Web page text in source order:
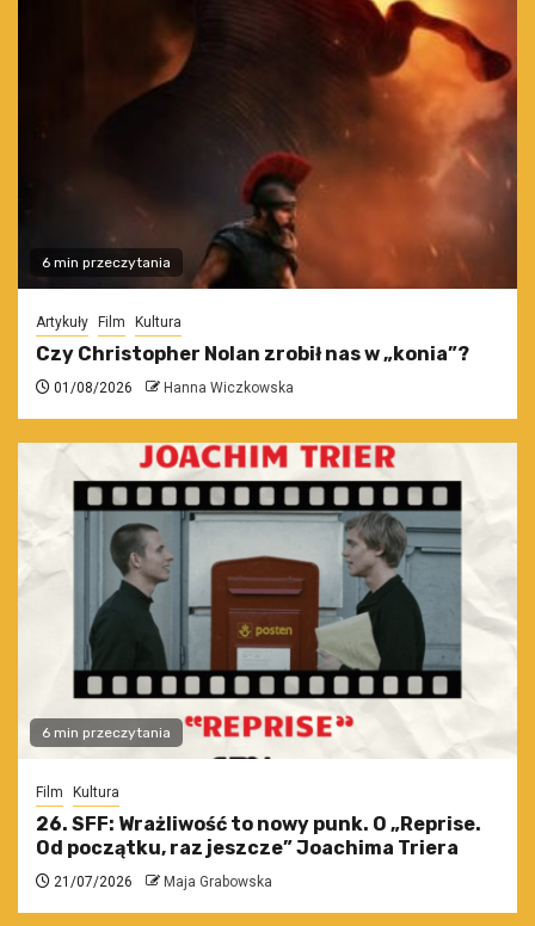
6 min przeczytania
Artykuły Film Kultura
Czy Christopher Nolan zrobił nas w „konia”?
01/08/2026 Hanna Wiczkowska
6 min przeczytania
Film Kultura
26. SFF: Wrażliwość to nowy punk. O „Reprise.
Od początku, raz jeszcze” Joachima Triera
21/07/2026 Maja Grabowska